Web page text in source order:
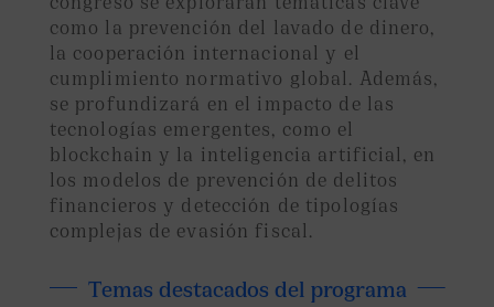
como la prevención del lavado de dinero,
la cooperación internacional y el
cumplimiento normativo global. Además,
se profundizará en el impacto de las
tecnologías emergentes, como el
blockchain y la inteligencia artificial, en
los modelos de prevención de delitos
financieros y detección de tipologías
complejas de evasión fiscal.
Temas destacados del programa